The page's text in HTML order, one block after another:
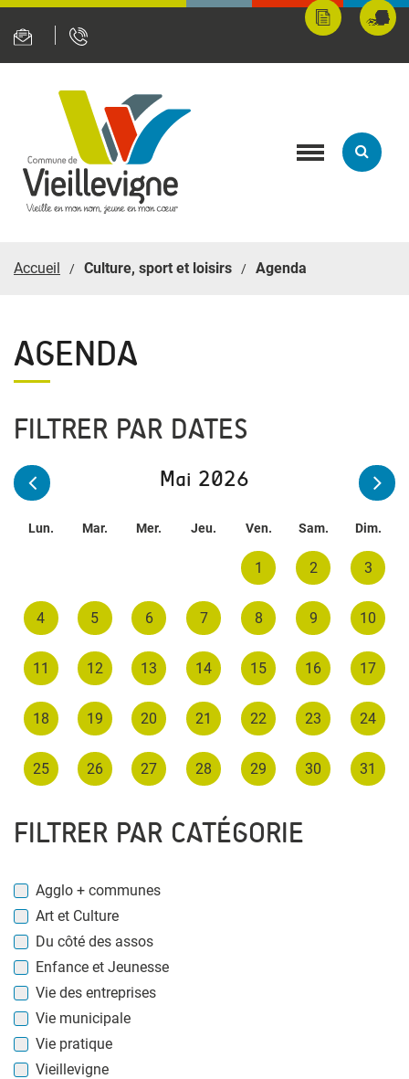
Mes
démarches
Toggle
Accueil Culture, sport et loisirs Agenda
AGENDA
FILTRER PAR DATES
Mai 2026
Lun. Mar. Mer. Jeu. Ven. Sam. Dim.
1 2 3
4 5 6 7 8 9 10
11 12 13 14 15 16 17
18 19 20 21 22 23 24
25 26 27 28 29 30 31
FILTRER PAR CATÉGORIE
Agglo + communes
Art et Culture
Du côté des assos
Enfance et Jeunesse
Vie des entreprises
Vie municipale
Vie pratique
Vieillevigne
Panneau de gestion des cookies